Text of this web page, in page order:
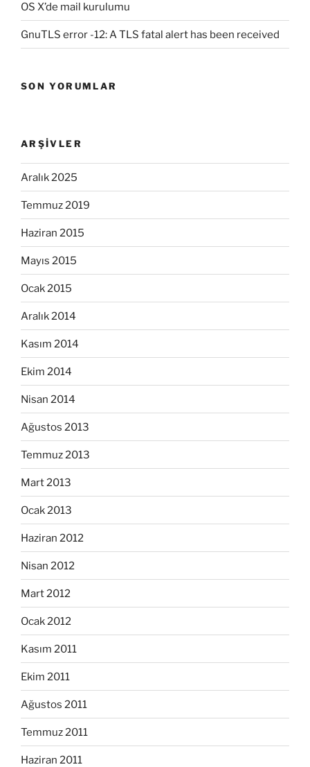
OS X’de mail kurulumu
GnuTLS error -12: A TLS fatal alert has been received
SON YORUMLAR
ARŞIVLER
Aralık 2025
Temmuz 2019
Haziran 2015
Mayıs 2015
Ocak 2015
Aralık 2014
Kasım 2014
Ekim 2014
Nisan 2014
Ağustos 2013
Temmuz 2013
Mart 2013
Ocak 2013
Haziran 2012
Nisan 2012
Mart 2012
Ocak 2012
Kasım 2011
Ekim 2011
Ağustos 2011
Temmuz 2011
Haziran 2011